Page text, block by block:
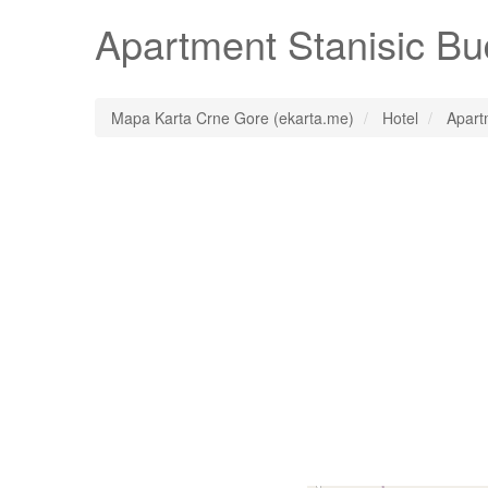
Apartment Stanisic
Mapa Karta Crne Gore (ekarta.me) Hotel